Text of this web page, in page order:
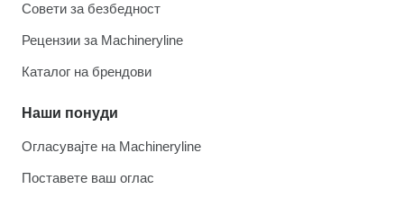
Совети за безбедност
Рецензии за Machineryline
Каталог на брендови
Наши понуди
Огласувајте на Machineryline
Поставете ваш оглас